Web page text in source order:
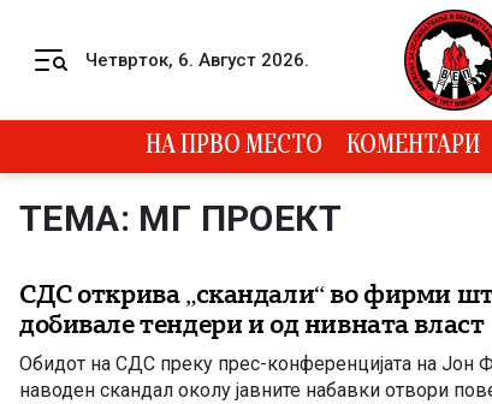
Четврток, 6. Август 2026.
НА ПРВО МЕСТО КОМЕНТАРИ
ТЕМА: МГ ПРОЕКТ
СДС открива „скандали“ во фирми
добивале тендери и од нивната власт
Обидот на СДС преку прес-конференцијата на Јон
наводен скандал околу јавните набавки отвори